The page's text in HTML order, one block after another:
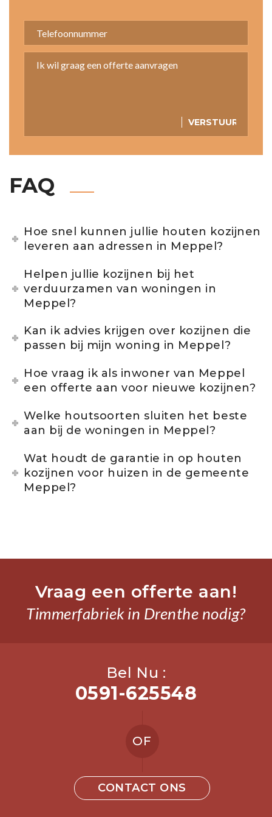
FAQ
Hoe snel kunnen jullie houten kozijnen
leveren aan adressen in Meppel?
Helpen jullie kozijnen bij het
verduurzamen van woningen in
Meppel?
Kan ik advies krijgen over kozijnen die
passen bij mijn woning in Meppel?
Hoe vraag ik als inwoner van Meppel
een offerte aan voor nieuwe kozijnen?
Welke houtsoorten sluiten het beste
aan bij de woningen in Meppel?
Wat houdt de garantie in op houten
kozijnen voor huizen in de gemeente
Meppel?
Vraag een offerte aan!
Timmerfabriek in Drenthe nodig?
Bel Nu :
0591-625548
OF
CONTACT ONS